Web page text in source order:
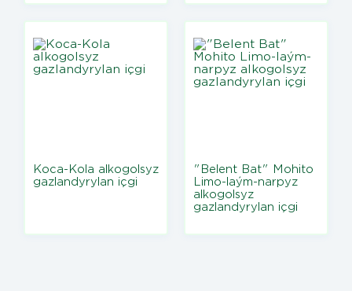
Koca-Kola alkogolsyz
gazlandyrylan içgi
"Belent Bat" Mohito
Limo-laým-narpyz
alkogolsyz
gazlandyrylan içgi